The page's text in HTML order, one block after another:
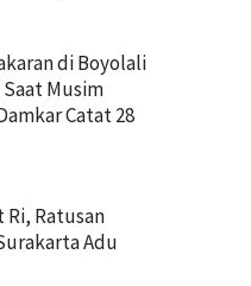
di Boyolali
Musim
Catat 28
Ratusan
Adu